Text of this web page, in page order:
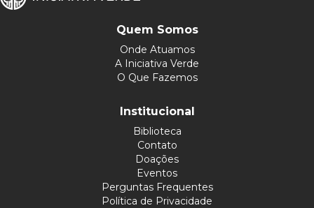
Quem Somos
Onde Atuamos
A Iniciativa Verde
O Que Fazemos
Institucional
Biblioteca
Contato
Doações
Eventos
Perguntas Frequentes
Política de Privacidade